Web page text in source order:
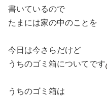
書いているので
たまには家の中のことを
今日は今さらだけど
うちのゴミ箱についてです
うちのゴミ箱は